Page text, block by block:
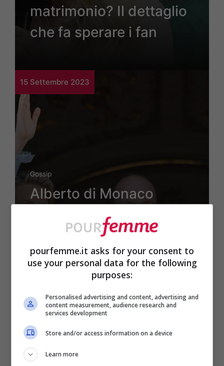
matrimonio? Il dettaglio
che fa sperare i fan
15 Settembre 2023
Gossip
Alberto di Monaco
rompe il silenzio su
Charlene: come stanno
veramente le cose
pourfemme.it asks for your consent to
use your personal data for the following
purposes:
Personalised advertising and content, advertising and
content measurement, audience research and
services development
Store and/or access information on a device
Learn more